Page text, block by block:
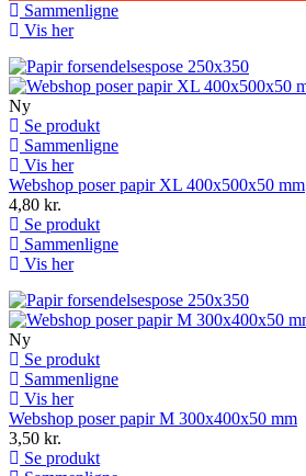
Sammenligne
Vis her
Ny
Se produkt
Sammenligne
Vis her
Webshop poser papir XL 400x500x50 mm
4,80 kr.
Se produkt
Sammenligne
Vis her
Ny
Se produkt
Sammenligne
Vis her
Webshop poser papir M 300x400x50 mm
3,50 kr.
Se produkt